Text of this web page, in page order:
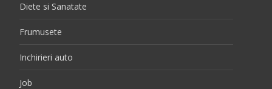
Diete si Sanatate
Frumusete
Inchirieri auto
Job